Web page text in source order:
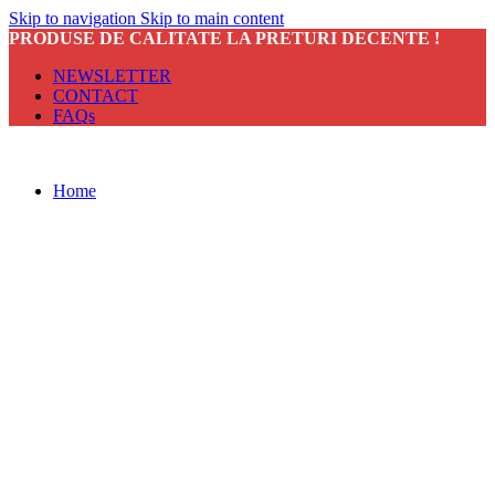
Skip to navigation Skip to main content
PRODUSE DE CALITATE LA PRETURI DECENTE !
NEWSLETTER
CONTACT
FAQs
Home